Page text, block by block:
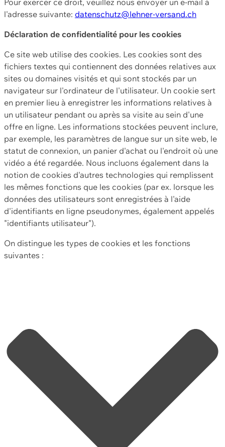
l'adresse suivante: datenschutz@lehner-versand.ch
Déclaration de confidentialité pour les cookies
Ce site web utilise des cookies. Les cookies sont des
fichiers textes qui contiennent des données relatives aux
sites ou domaines visités et qui sont stockés par un
navigateur sur l'ordinateur de l'utilisateur. Un cookie sert
en premier lieu à enregistrer les informations relatives à
un utilisateur pendant ou après sa visite au sein d'une
offre en ligne. Les informations stockées peuvent inclure,
par exemple, les paramètres de langue sur un site web, le
statut de connexion, un panier d'achat ou l'endroit où une
vidéo a été regardée. Nous incluons également dans la
notion de cookies d'autres technologies qui remplissent
les mêmes fonctions que les cookies (par ex. lorsque les
données des utilisateurs sont enregistrées à l'aide
d'identifiants en ligne pseudonymes, également appelés
"identifiants utilisateur").
On distingue les types de cookies et les fonctions
suivantes :